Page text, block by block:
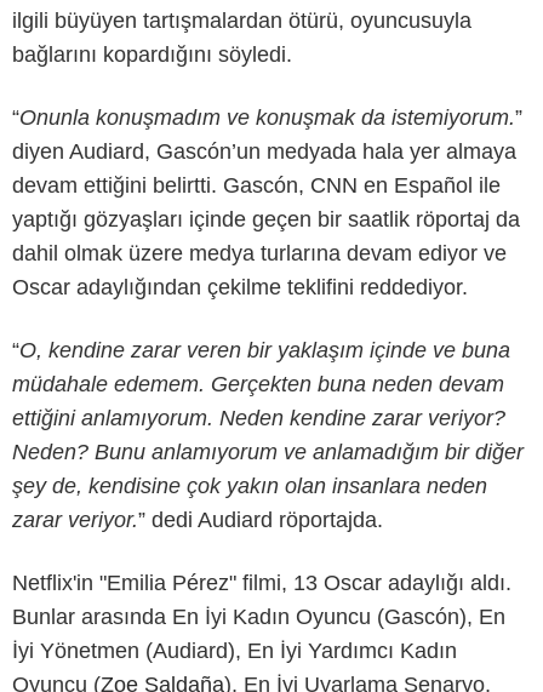
ilgili büyüyen tartışmalardan ötürü, oyuncusuyla
bağlarını kopardığını söyledi.
“Onunla konuşmadım ve konuşmak da istemiyorum.”
diyen Audiard, Gascón’un medyada hala yer almaya
devam ettiğini belirtti. Gascón, CNN en Español ile
yaptığı gözyaşları içinde geçen bir saatlik röportaj da
dahil olmak üzere medya turlarına devam ediyor ve
Oscar adaylığından çekilme teklifini reddediyor.
“O, kendine zarar veren bir yaklaşım içinde ve buna
müdahale edemem. Gerçekten buna neden devam
ettiğini anlamıyorum. Neden kendine zarar veriyor?
Neden? Bunu anlamıyorum ve anlamadığım bir diğer
şey de, kendisine çok yakın olan insanlara neden
zarar veriyor.” dedi Audiard röportajda.
Netflix'in "Emilia Pérez" filmi, 13 Oscar adaylığı aldı.
Bunlar arasında En İyi Kadın Oyuncu (Gascón), En
İyi Yönetmen (Audiard), En İyi Yardımcı Kadın
Oyuncu (Zoe Saldaña), En İyi Uyarlama Senaryo,